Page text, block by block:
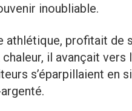
inoubliable.
athlétique, profitait de
il avançait vers
s’éparpillaient en